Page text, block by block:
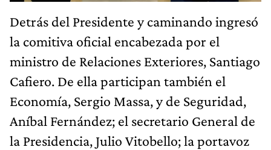
Detrás del Presidente y caminando ingresó
la comitiva oficial encabezada por el
ministro de Relaciones Exteriores, Santiago
Cafiero. De ella participan también el
Economía, Sergio Massa, y de Seguridad,
Aníbal Fernández; el secretario General de
la Presidencia, Julio Vitobello; la portavoz